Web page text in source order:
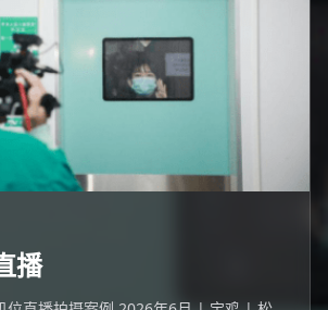
播